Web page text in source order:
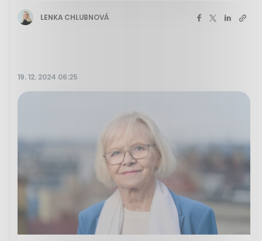
LENKA CHLUBNOVÁ
19. 12. 2024 06:25